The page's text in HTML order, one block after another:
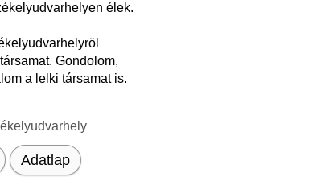
élek.
Gondolom,
a lelki társamat is.
Adatlap